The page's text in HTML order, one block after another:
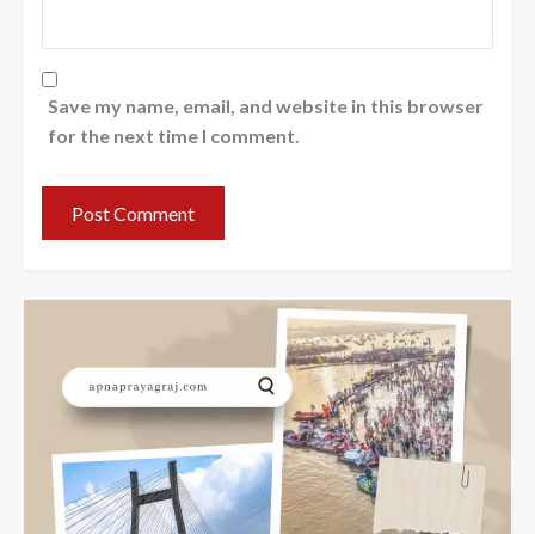
Save my name, email, and website in this browser
for the next time I comment.